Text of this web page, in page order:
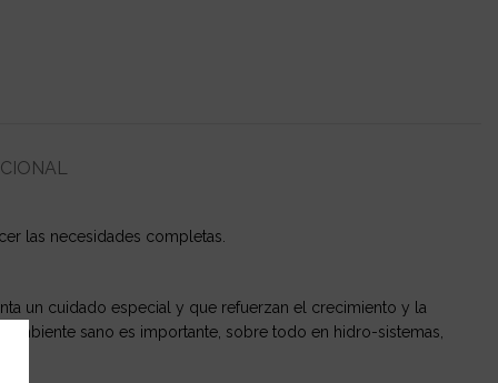
las necesidades completas.
un cuidado especial y que refuerzan el crecimiento y la
sano es importante, sobre todo en hidro-sistemas,